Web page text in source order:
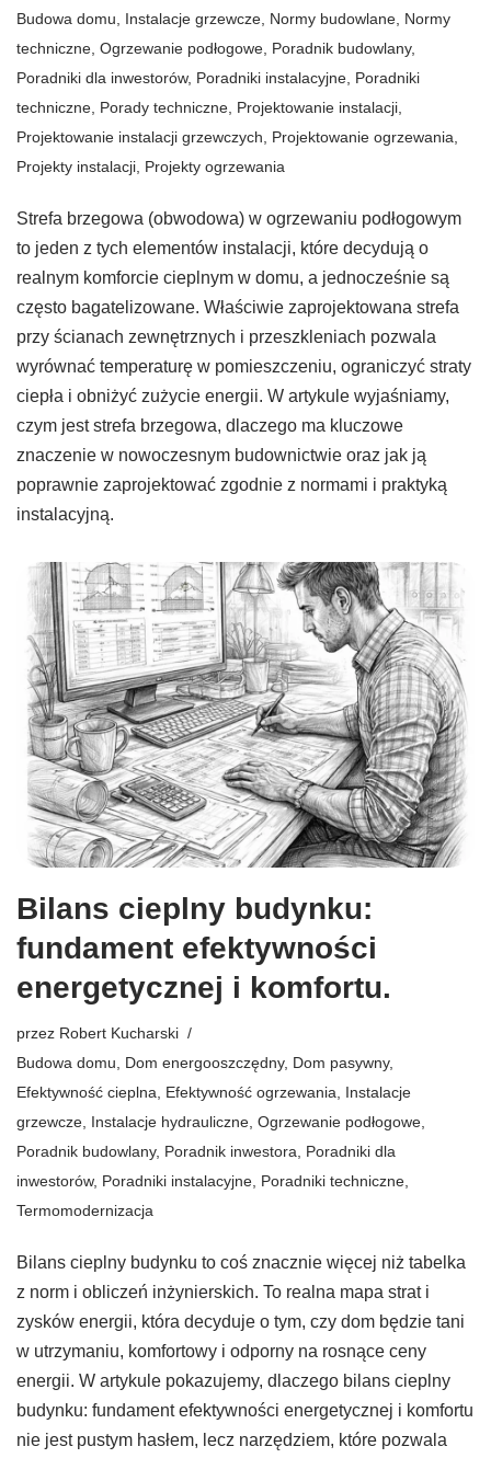
Budowa domu
Instalacje grzewcze Normy budowlane Normy
techniczne Ogrzewanie podłogowe Poradnik budowlany,
Poradniki dla inwestorów, Poradniki instalacyjne Poradniki
techniczne Porady techniczne Projektowanie instalacji
Projektowanie instalacji grzewczych
Projektowanie ogrzewania
Projekty instalacji Projekty ogrzewania
Strefa brzegowa (obwodowa) w ogrzewaniu podłogowym
to jeden z tych elementów instalacji, które decydują o
realnym komforcie cieplnym w domu, a jednocześnie są
często bagatelizowane. Właściwie zaprojektowana strefa
przy ścianach zewnętrznych i przeszkleniach pozwala
wyrównać temperaturę w pomieszczeniu, ograniczyć straty
ciepła i obniżyć zużycie energii. W artykule wyjaśniamy,
czym jest strefa brzegowa, dlaczego ma kluczowe
znaczenie w nowoczesnym budownictwie oraz jak ją
poprawnie zaprojektować zgodnie z normami i praktyką
instalacyjną.
Bilans cieplny budynku:
fundament efektywności
energetycznej i komfortu.
przez Robert Kucharski
Budowa domu
Dom energooszczędny, Dom pasywny,
Efektywność cieplna
Efektywność ogrzewania
Instalacje
grzewcze Instalacje hydrauliczne Ogrzewanie podłogowe
Poradnik budowlany, Poradnik inwestora
Poradniki dla
inwestorów, Poradniki instalacyjne Poradniki techniczne
Termomodernizacja
Bilans cieplny budynku to coś znacznie więcej niż tabelka
z norm i obliczeń inżynierskich. To realna mapa strat i
zysków energii, która decyduje o tym, czy dom będzie tani
w utrzymaniu, komfortowy i odporny na rosnące ceny
energii. W artykule pokazujemy, dlaczego bilans cieplny
budynku: fundament efektywności energetycznej i komfortu
nie jest pustym hasłem, lecz narzędziem, które pozwala